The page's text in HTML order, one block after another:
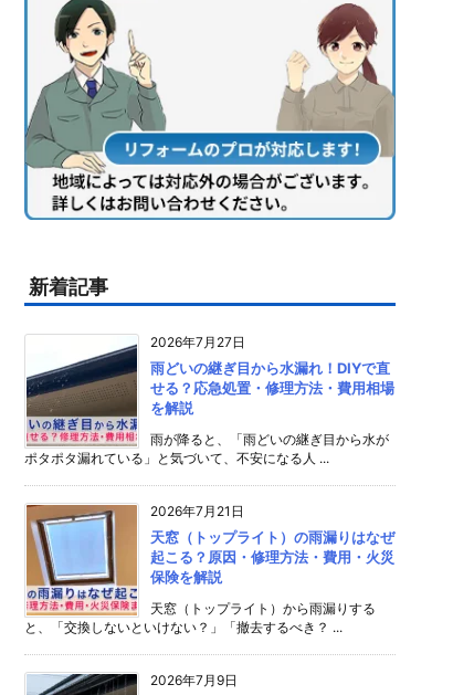
新着記事
2026年7月27日
雨どいの継ぎ目から水漏れ！DIYで直
せる？応急処置・修理方法・費用相場
を解説
雨が降ると、「雨どいの継ぎ目から水が
ポタポタ漏れている」と気づいて、不安になる人 ...
2026年7月21日
天窓（トップライト）の雨漏りはなぜ
起こる？原因・修理方法・費用・火災
保険を解説
天窓（トップライト）から雨漏りする
と、「交換しないといけない？」「撤去するべき？ ...
2026年7月9日